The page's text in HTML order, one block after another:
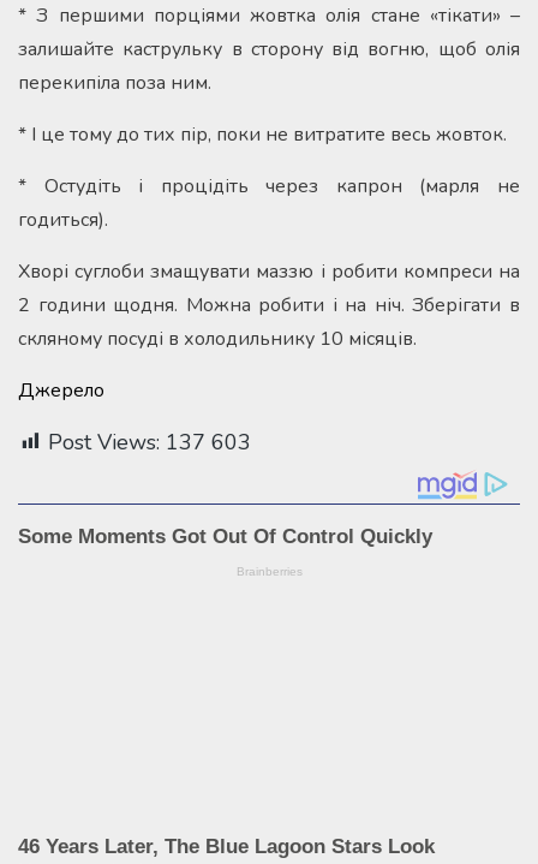
* З першими порціями жовтка олія стане «тікати» –
залишайте каструльку в сторону від вогню, щоб олія
перекипіла поза ним.
* І це тому до тих пір, поки не витратите весь жовток.
* Остудіть і процідіть через капрон (марля не
годиться).
Хворі суглоби змащувати маззю і робити компреси на
2 години щодня. Можна робити і на ніч. Зберігати в
скляному посуді в холодильнику 10 місяців.
Джерело
Post Views: 137 603